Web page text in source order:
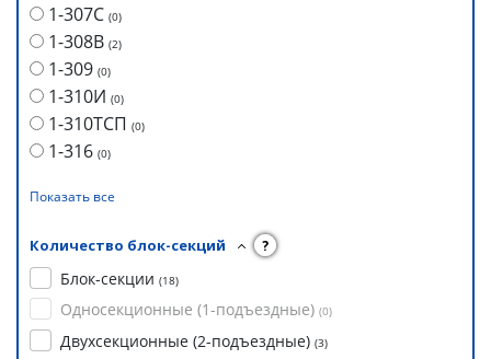
1-307С (0)
1-308В (2)
1-309 (0)
1-310И (0)
1-310ТСП (0)
1-316 (0)
Показать все
Количество блок-секций ?
Блок-секции (18)
Односекционные (1-подъездные) (0)
Двухсекционные (2-подъездные) (3)